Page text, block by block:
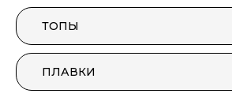
ТОПЫ
ПЛАВКИ